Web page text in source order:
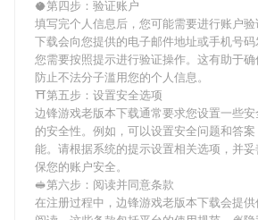
🥥第四步：验证账户
填写完个人信息后，您可能需要进行账户
下载会向您提供的电子邮件地址或手机号码
您需要按照提示进行验证操作。这有助于
防止不法分子滥用您的个人信息。
⛩第五步：设置安全选项
边锋游戏老版本下载通常要求您设置一些
的安全性。例如，可以设置安全问题和答
能。请根据系统的提示设置相关选项，并
保您的账户安全。
🥪第六步：阅读并同意条款
在注册过程中，边锋游戏老版本下载会提